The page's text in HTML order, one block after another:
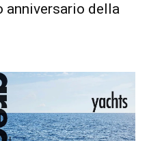
anniversario della